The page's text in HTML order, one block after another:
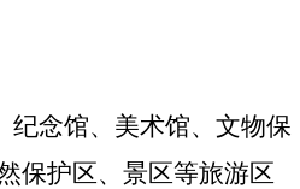
纪念馆、美术馆、文物保
保护区、景区等旅游区